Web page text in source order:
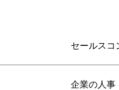
セールスコ
企業の人事